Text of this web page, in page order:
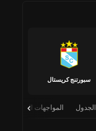
سبورتنج كريستال
الجدول المواجهات المباشرة